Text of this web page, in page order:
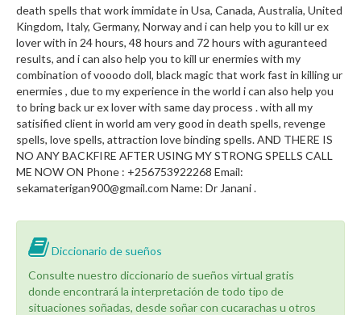
death spells that work immidate in Usa, Canada, Australia, United
Kingdom, Italy, Germany, Norway and i can help you to kill ur ex
lover with in 24 hours, 48 hours and 72 hours with aguranteed
results, and i can also help you to kill ur enermies with my
combination of vooodo doll, black magic that work fast in killing ur
enermies , due to my experience in the world i can also help you
to bring back ur ex lover with same day process . with all my
satisified client in world am very good in death spells, revenge
spells, love spells, attraction love binding spells. AND THERE IS
NO ANY BACKFIRE AFTER USING MY STRONG SPELLS CALL
ME NOW ON Phone : +256753922268 Email:
sekamaterigan900@gmail.com Name: Dr Janani .
Diccionario de sueños
Consulte nuestro diccionario de sueños virtual gratis
donde encontrará la interpretación de todo tipo de
situaciones soñadas, desde soñar con cucarachas u otros